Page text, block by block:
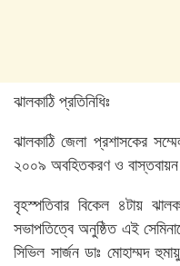
ঝালকাঠি প্রতিনিধিঃ
ঝালকাঠি জেলা প্রশাসকের
২০০৯ অবহিতকরণ ও বাস্তবায়ন
বৃহস্পতিবার বিকেল ৪টায়
সভাপতিত্বে অনুষ্ঠিত এই
সিভিল সার্জন ডাঃ মোহাম্মদ